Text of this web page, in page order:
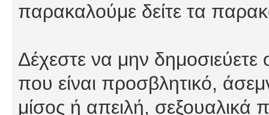
παρακαλούμε δείτε τα
Δέχεστε να μην
που είναι προσβλητικό,
μίσος ή απειλή, σεξουαλικά